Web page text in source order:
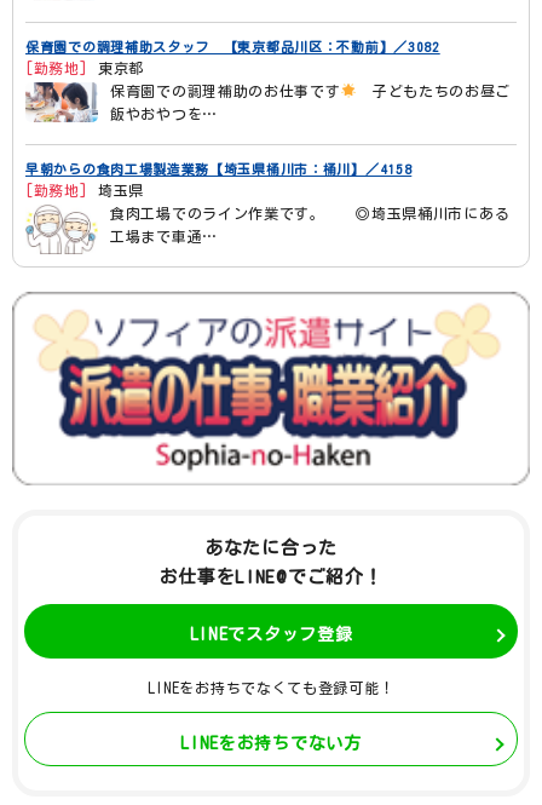
保育園での調理補助スタッフ 【東京都品川区：不動前】／3082
[勤務地]
東京都
保育園での調理補助のお仕事です
子どもたちのお昼ご
飯やおやつを…
早朝からの食肉工場製造業務【埼玉県桶川市：桶川】／4158
[勤務地]
埼玉県
食肉工場でのライン作業です。 ◎埼玉県桶川市にある
工場まで車通…
あなたに合った
お仕事をLINE@でご紹介！
LINEでスタッフ登録
LINEをお持ちでなくても登録可能！
LINEをお持ちでない方